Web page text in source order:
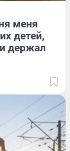
меня
детей,
держал